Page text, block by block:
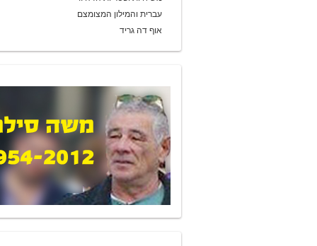
עברית והמילון המצומצם
אוף דה גריד